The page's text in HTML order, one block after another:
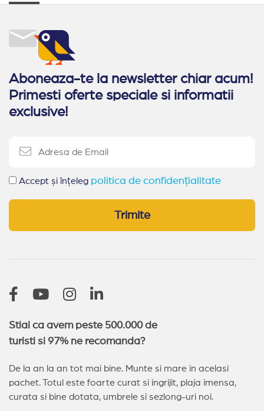
Aboneaza-te la newsletter chiar acum!
Primesti oferte speciale si informatii
exclusive!
Accept și înțeleg politica de confidențialitate
Trimite
Stiai ca avem peste 500.000 de
turisti si 97% ne recomanda?
De la an la an tot mai bine. Munte si mare in acelasi
pachet. Totul este foarte curat si ingrijit, plaja imensa,
curata si bine dotata, umbrele si sezlong-uri noi.